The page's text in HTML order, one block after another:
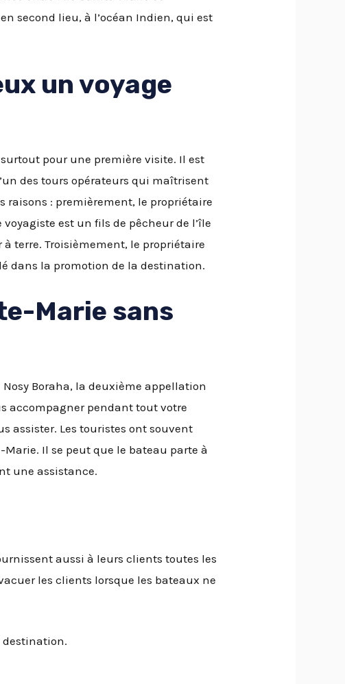
second lieu, à l’océan Indien, qui est
un voyage
surtout pour une première visite. Il est
des tours opérateurs qui maîtrisent
raisons : premièrement, le propriétaire
est un fils de pêcheur de l’île
terre. Troisièmement, le propriétaire
dans la promotion de la destination.
Marie sans
Boraha, la deuxième appellation
accompagner pendant tout votre
assister. Les touristes ont souvent
Il se peut que le bateau parte à
une assistance.
aussi à leurs clients toutes les
les clients lorsque les bateaux ne
destination.